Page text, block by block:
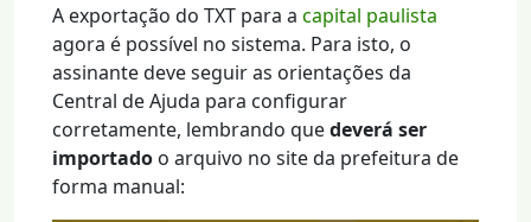
A exportação do TXT para a capital paulista
agora é possível no sistema. Para isto, o
assinante deve seguir as orientações da
Central de Ajuda para configurar
corretamente, lembrando quedeverá ser
importado o arquivo no site da prefeitura de
forma manual: